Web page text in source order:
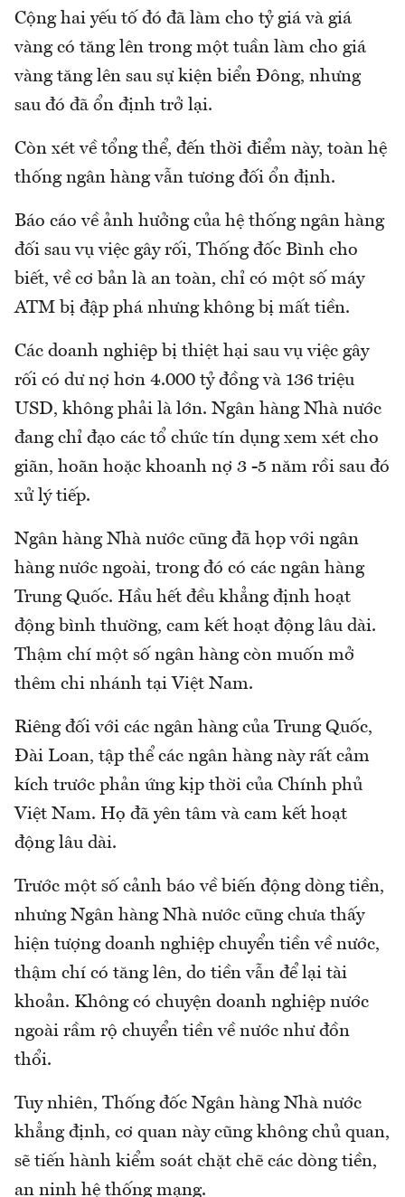
Cộng hai yếu tố đó đã làm cho tỷ giá và giá
vàng có tăng lên trong một tuần làm cho giá
vàng tăng lên sau sự kiện biển Đông, nhưng
sau đó đã ổn định trở lại.
Còn xét về tổng thể, đến thời điểm này, toàn hệ
thống ngân hàng vẫn tương đối ổn định.
Báo cáo về ảnh hưởng của hệ thống ngân hàng
đối sau vụ việc gây rối, Thống đốc Bình cho
biết, về cơ bản là an toàn, chỉ có một số máy
ATM bị đập phá nhưng không bị mất tiền.
Các doanh nghiệp bị thiệt hại sau vụ việc gây
rối có dư nợ hơn 4.000 tỷ đồng và 136 triệu
USD, không phải là lớn. Ngân hàng Nhà nước
đang chỉ đạo các tổ chức tín dụng xem xét cho
giãn, hoãn hoặc khoanh nợ 3 -5 năm rồi sau đó
xử lý tiếp.
Ngân hàng Nhà nước cũng đã họp với ngân
hàng nước ngoài, trong đó có các ngân hàng
Trung Quốc. Hầu hết đều khẳng định hoạt
động bình thường, cam kết hoạt động lâu dài.
Thậm chí một số ngân hàng còn muốn mở
thêm chi nhánh tại Việt Nam.
Riêng đối với các ngân hàng của Trung Quốc,
Đài Loan, tập thể các ngân hàng này rất cảm
kích trước phản ứng kịp thời của Chính phủ
Việt Nam. Họ đã yên tâm và cam kết hoạt
động lâu dài.
Trước một số cảnh báo về biến động dòng tiền,
nhưng Ngân hàng Nhà nước cũng chưa thấy
hiện tượng doanh nghiệp chuyển tiền về nước,
thậm chí có tăng lên, do tiền vẫn để lại tài
khoản. Không có chuyện doanh nghiệp nước
ngoài rầm rộ chuyển tiền về nước như đồn
thổi.
Tuy nhiên, Thống đốc Ngân hàng Nhà nước
khẳng định, cơ quan này cũng không chủ quan,
sẽ tiến hành kiểm soát chặt chẽ các dòng tiền,
an ninh hệ thống mạng.